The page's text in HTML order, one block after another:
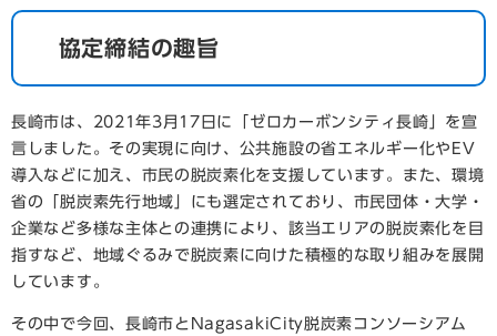
協定締結の趣旨
​長崎市は、2021年3月17日に「ゼロカーボンシティ長崎」を宣
言しました。その実現に向け、公共施設の省エネルギー化やEV
導入などに加え、市民の脱炭素化を支援しています。また、環境
省の「脱炭素先行地域」にも選定されており、市民団体・大学・
企業など多様な主体との連携により、該当エリアの脱炭素化を目
指すなど、地域ぐるみで脱炭素に向けた積極的な取り組みを展開
しています。
その中で今回、長崎市とNagasakiCity脱炭素コンソーシアム